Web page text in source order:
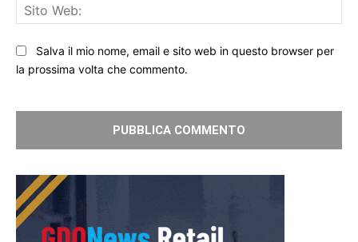
Salva il mio nome, email e sito web in questo browser per
la prossima volta che commento.